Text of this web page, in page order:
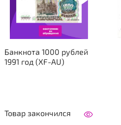
Банкнота 1000 рублей
1991 год (XF-AU)
Товар закончился